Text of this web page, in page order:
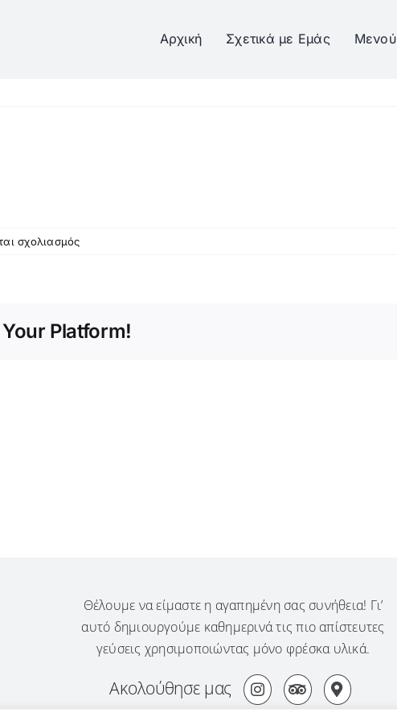
Αρχική Σχετικά με Εμάς Μενού
σχολιασμόςστο
Platform!
Θέλουμε να είμαστε η αγαπημένη σας συνήθεια! Γι’
αυτό δημιουργούμε καθημερινά τις πιο απίστευτες
γεύσεις χρησιμοποιώντας μόνο φρέσκα υλικά.
Ακολούθησε μας